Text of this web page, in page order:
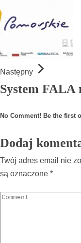
Następny
System FALA
No Comment! Be the first
Dodaj
Twój adres email nie
są oznaczone *